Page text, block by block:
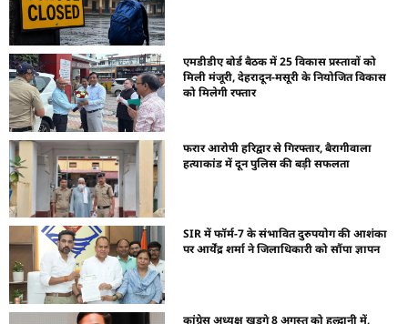
एमडीडीए बोर्ड बैठक में 25 विकास प्रस्तावों को
मिली मंजूरी, देहरादून-मसूरी के नियोजित विकास
को मिलेगी रफ्तार
फरार आरोपी हरिद्वार से गिरफ्तार, बैरागीवाला
हत्याकांड में दून पुलिस की बड़ी सफलता
SIR में फॉर्म-7 के संभावित दुरुपयोग की आशंका
पर आर्येंद्र शर्मा ने जिलाधिकारी को सौंपा ज्ञापन
कांग्रेस अध्यक्ष खड़गे 8 अगस्त को हल्द्वानी में,